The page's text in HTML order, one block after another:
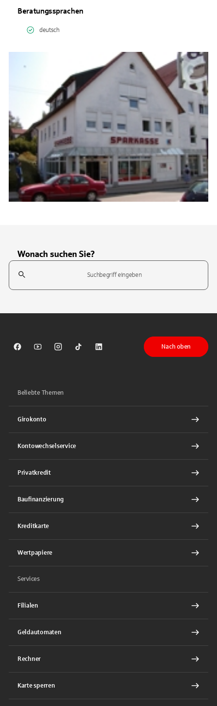
Beratungssprachen
deutsch
Wonach suchen Sie?
Suchfeld
Sparkasse auf Facebook
Sparkasse auf Youtube
Sparkasse auf Instagram
Sparkasse auf TikTok
Sparkasse auf LinkedIn
Nach oben
Beliebte Themen
Girokonto
Kontowechselservice
Privatkredit
Baufinanzierung
Kreditkarte
Wertpapiere
Services
Filialen
Geldautomaten
Rechner
Karte sperren